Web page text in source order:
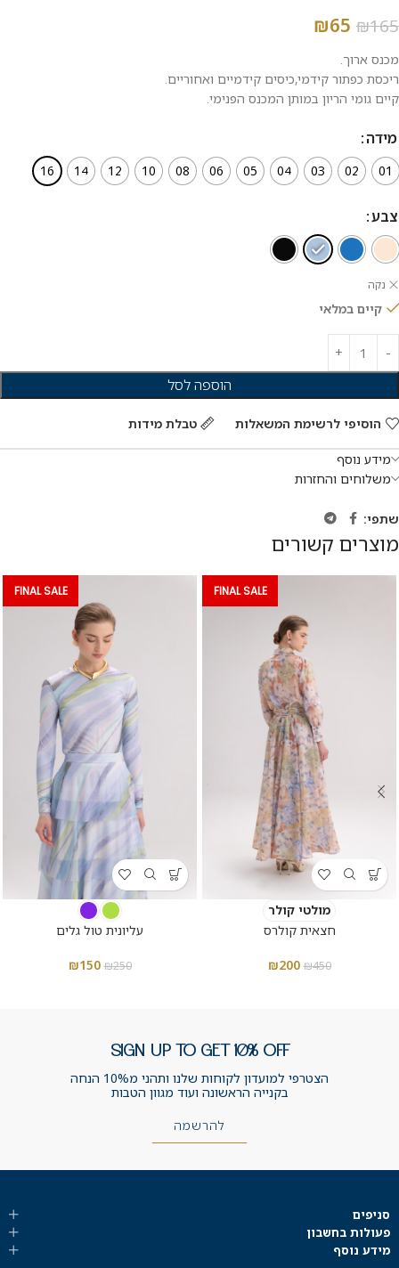
₪165
₪65
מכנס ארוך.
ריכסת כפתור קידמי,כיסים קידמיים ואחוריים.
קיים גומי הריון במותן המכנס הפנימי.
מידה
01
02
03
04
05
06
08
10
12
14
16
צבע
נקה
קיים במלאי
הוספה לסל
הוסיפי לרשימת המשאלות טבלת מידות
מידע נוסף
משלוחים והחזרות
שתפי:
מוצרים קשורים
FINAL SALE
מולטי קולר
חצאית קולרס
₪450
₪200
FINAL SALE
עליונית טול גלים
₪250
₪150
SIGN UP TO GET 10% OFF
הצטרפי למועדון לקוחות שלנו ותהני מ10% הנחה
בקנייה הראשונה ועוד מגוון הטבות
להרשמה
סניפים
פעולות בחשבון
מידע נוסף